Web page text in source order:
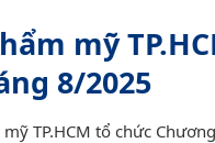
mỹ
8/2025
TP.HCM tổ chức